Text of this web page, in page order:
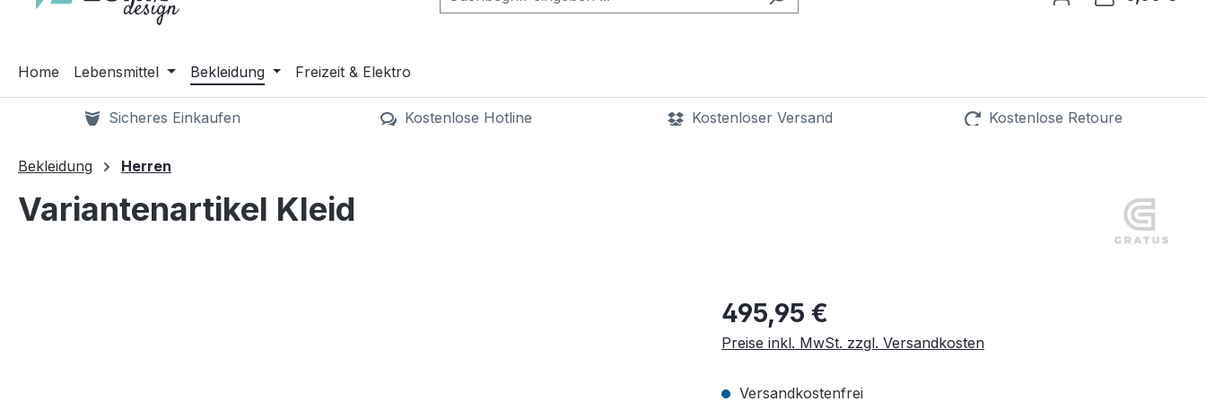
Home Lebensmittel Bekleidung Freizeit & Elektro
Sicheres Einkaufen
Kostenlose Hotline
Kostenloser Versand
Kostenlose Retoure
Bekleidung
Herren
Variantenartikel Kleid
495,95 €
Preise inkl. MwSt. zzgl. Versandkosten
Versandkostenfrei